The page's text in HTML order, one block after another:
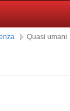
Quasi umani